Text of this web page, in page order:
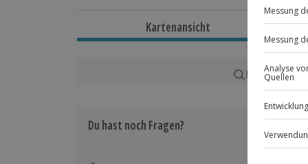
Ca. 2 Tage
Ganzjährig zu bestimmten Terminen
Teilnahmebedingungen
Kartenansicht
Karte in
Du hast noch Fragen?